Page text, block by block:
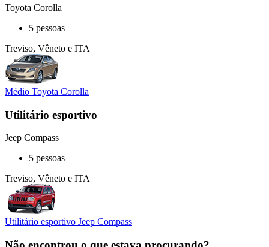
Toyota Corolla
5 pessoas
Treviso, Vêneto e ITA
Médio Toyota Corolla
Utilitário esportivo
Jeep Compass
5 pessoas
Treviso, Vêneto e ITA
Utilitário esportivo Jeep Compass